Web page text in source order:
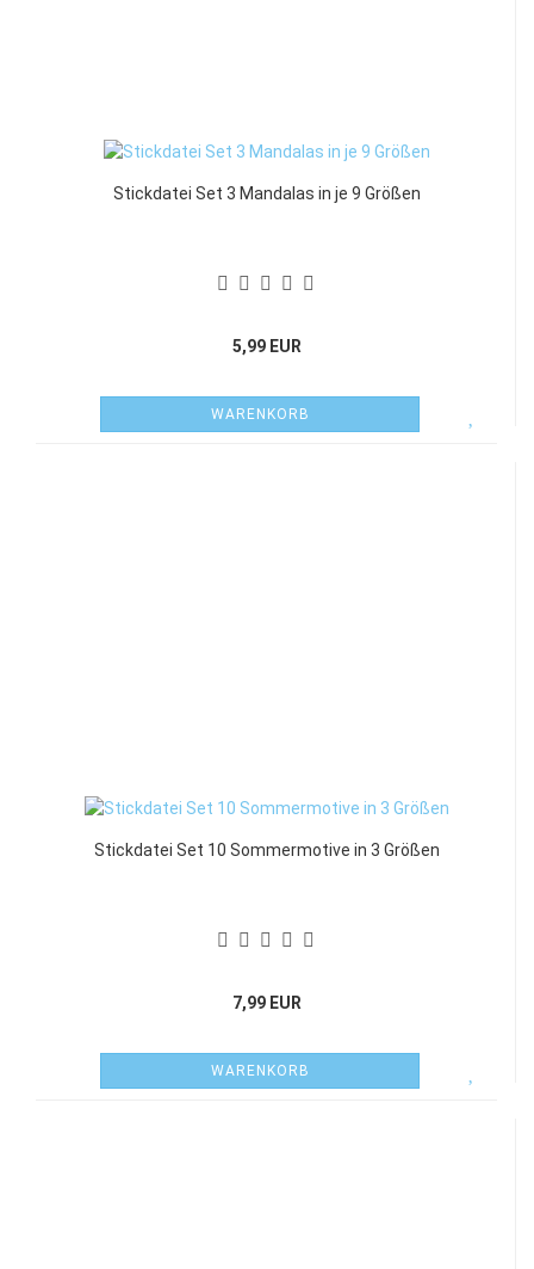
Stickdatei Set 3 Mandalas in je 9 Größen
5,99 EUR
WARENKORB
Stickdatei Set 10 Sommermotive in 3 Größen
7,99 EUR
WARENKORB